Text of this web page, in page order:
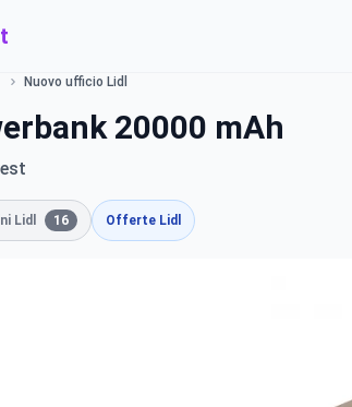
Nuovo ufficio Lidl
20000 mAh
Lidl 16 Offerte Lidl